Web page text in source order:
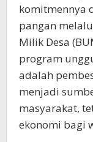
komitmennya
pangan
Milik Desa
program
adalah
menjadi
masyarakat,
ekonomi bagi